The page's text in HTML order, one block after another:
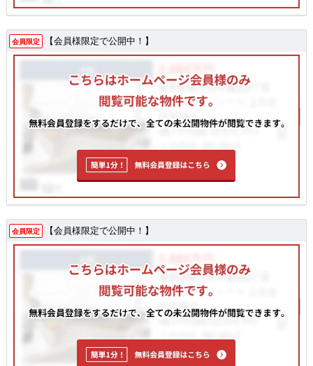
会員限定 【会員様限定で公開中！】
会員限定 【会員様限定で公開中！】